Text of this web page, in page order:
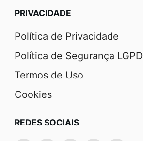
PRIVACIDADE
Política de Privacidade
Política de Segurança LGPD
Termos de Uso
Cookies
REDES SOCIAIS